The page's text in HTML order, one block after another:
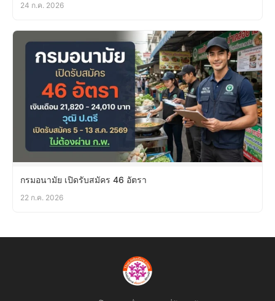
24 ก.ค. 2026
กรมอนามัย เปิดรับสมัคร 46 อัตรา
22 ก.ค. 2026